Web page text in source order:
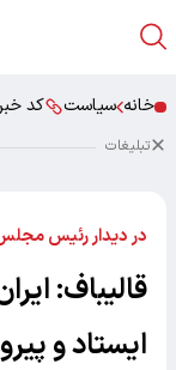
خانه سیاست کد
تبلیغات
در دیدار رئیس
قالیباف:
ایستاد و